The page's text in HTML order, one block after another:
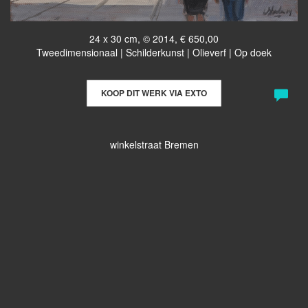
24 x 30 cm, © 2014, € 650,00
Tweedimensionaal | Schilderkunst | Olieverf | Op doek
KOOP DIT WERK VIA EXTO
winkelstraat Bremen